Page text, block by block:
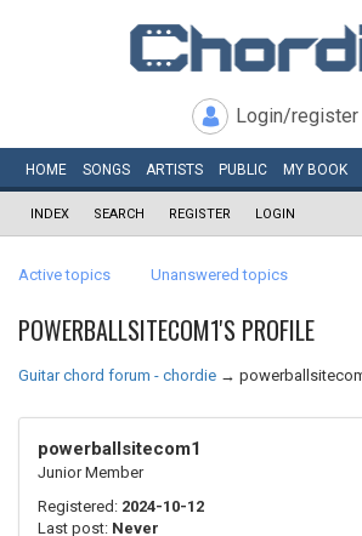
Login/register
HOME SONGS ARTISTS PUBLIC MY BOOK
INDEX SEARCH REGISTER LOGIN
Active topics Unanswered topics
POWERBALLSITECOM1'S PROFILE
Guitar chord forum - chordie →
powerballsitecom1
Junior Member
Registered: 2024-10-12
Last post: Never